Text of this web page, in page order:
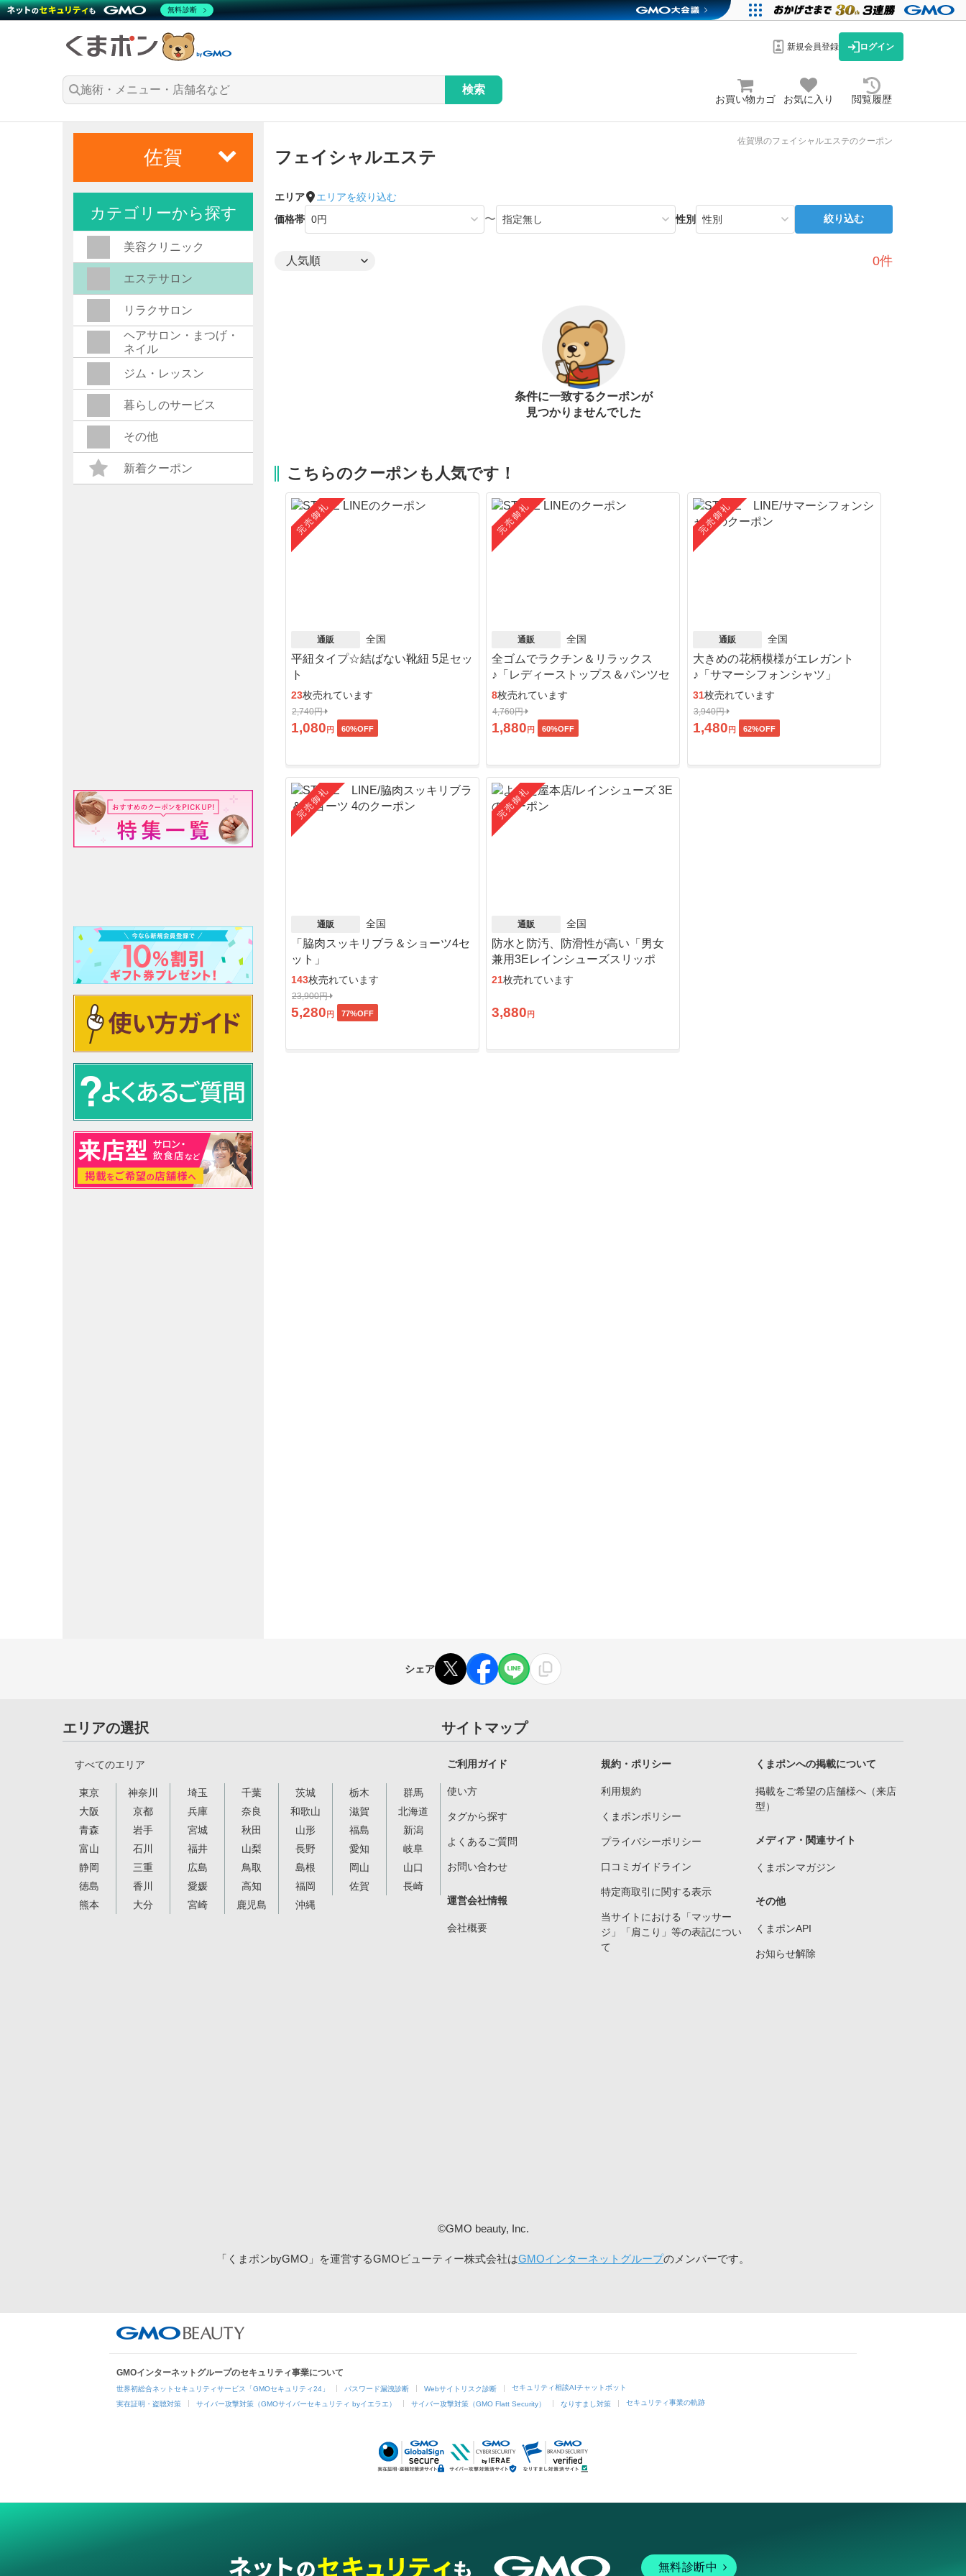
新規会員登録 ログイン
検索
お買い物カゴ お気に入り 閲覧履歴
佐賀県のフェイシャルエステのクーポン
フェイシャルエステ
エリア
エリアを絞り込む
価格帯
〜 性別 絞り込む
0件
条件に一致するクーポンが
見つかりませんでした
こちらのクーポンも人気です！
完売御礼
通販 全国
平紐タイプ☆結ばない靴紐 5足セッ
ト
23枚売れています
2,740円
1,080 円 60%OFF
完売御礼
通販 全国
全ゴムでラクチン＆リラックス
♪「レディーストップス＆パンツセ
ット」
8枚売れています
4,760円
1,880 円 60%OFF
完売御礼
通販 全国
大きめの花柄模様がエレガント
♪「サマーシフォンシャツ」
31枚売れています
3,940円
1,480 円 62%OFF
完売御礼
通販 全国
「脇肉スッキリブラ＆ショーツ4セ
ット」
143枚売れています
23,900円
5,280 円 77%OFF
完売御礼
通販 全国
防水と防汚、防滑性が高い「男女
兼用3Eレインシューズスリッポ
ン」
21枚売れています
3,880 円
佐賀
カテゴリーから探す
美容クリニック
エステサロン
リラクサロン
ヘアサロン・まつげ・
ネイル
ジム・レッスン
暮らしのサービス
その他
新着クーポン
シェア
エリアの選択
すべてのエリア
東京 神奈川 埼玉 千葉 茨城 栃木
群馬
大阪
京都 兵庫 奈良 和歌山 滋賀
北海道
青森
岩手 宮城 秋田 山形 福島
新潟
富山
石川 福井 山梨 長野 愛知
岐阜
静岡
三重 広島 鳥取 島根 岡山
山口
徳島
香川 愛媛 高知 福岡 佐賀
長崎
熊本
大分 宮崎 鹿児島 沖縄
サイトマップ
ご利用ガイド
使い方
タグから探す
よくあるご質問
お問い合わせ
運営会社情報
会社概要
規約・ポリシー
利用規約
くまポンポリシー
プライバシーポリシー
口コミガイドライン
特定商取引に関する表示
当サイトにおける「マッサー
ジ」「肩こり」等の表記につい
て
くまポンへの掲載について
掲載をご希望の店舗様へ（来店
型）
メディア・関連サイト
くまポンマガジン
その他
くまポンAPI
お知らせ解除
©GMO beauty, Inc.
「くまポンbyGMO」を運営するGMOビューティー株式会社はGMOインターネットグループのメンバーです。
GMOインターネットグループのセキュリティ事業について
世界初総合ネットセキュリティサービス「GMOセキュリティ24」 パスワード漏洩診断 Webサイトリスク診断 セキュリティ相談AIチャットボット
実在証明・盗聴対策 サイバー攻撃対策（GMOサイバーセキュリティ byイエラエ） サイバー攻撃対策（GMO Flatt Security） なりすまし対策 セキュリティ事業の軌跡
無料診断中
無料診断